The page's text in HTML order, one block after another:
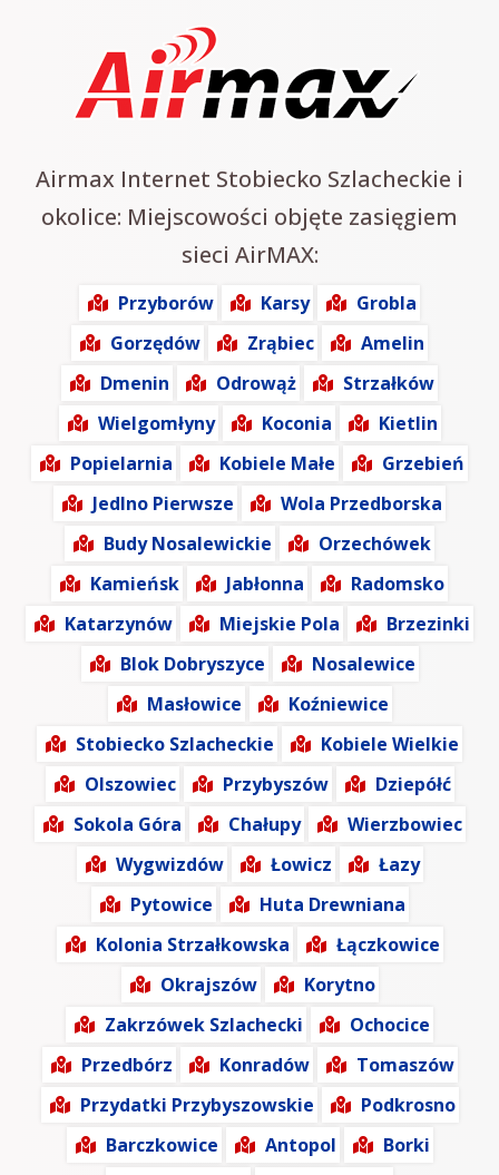
Airmax Internet Stobiecko Szlacheckie i
okolice: Miejscowości objęte zasięgiem
sieci AirMAX:
Przyborów Karsy
Grobla
Gorzędów
Zrąbiec
Amelin
Dmenin
Odrowąż
Strzałków
Wielgomłyny
Koconia
Kietlin
Popielarnia
Kobiele Małe
Grzebień
Jedlno Pierwsze
Wola Przedborska
Budy Nosalewickie
Orzechówek
Kamieńsk
Jabłonna
Radomsko
Katarzynów
Miejskie Pola
Brzezinki
Blok Dobryszyce
Nosalewice
Masłowice
Koźniewice
Stobiecko Szlacheckie
Kobiele Wielkie
Olszowiec
Przybyszów
Dziepółć
Sokola Góra
Chałupy
Wierzbowiec
Wygwizdów
Łowicz
Łazy
Pytowice
Huta Drewniana
Kolonia Strzałkowska
Łączkowice
Okrajszów
Korytno
Zakrzówek Szlachecki
Ochocice
Przedbórz
Konradów
Tomaszów
Przydatki Przybyszowskie
Podkrosno
Barczkowice
Antopol
Borki